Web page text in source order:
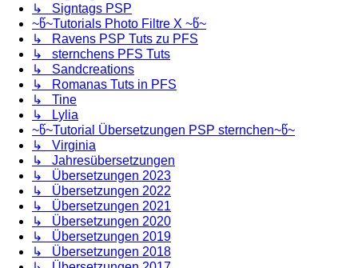
↳ Signtags PSP
~წ~Tutorials Photo Filtre X ~წ~
↳ Ravens PSP Tuts zu PFS
↳ sternchens PFS Tuts
↳ Sandcreations
↳ Romanas Tuts in PFS
↳ Tine
↳ Lylia
~წ~Tutorial Übersetzungen PSP sternchen~წ~
↳ Virginia
↳ Jahresübersetzungen
↳ Übersetzungen 2023
↳ Übersetzungen 2022
↳ Übersetzungen 2021
↳ Übersetzungen 2020
↳ Übersetzungen 2019
↳ Übersetzungen 2018